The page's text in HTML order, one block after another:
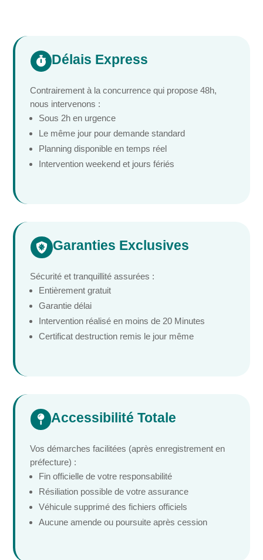
 Délais Express
Contrairement à la concurrence qui propose 48h,
nous intervenons :
Sous 2h en urgence
Le même jour pour demande standard
Planning disponible en temps réel
Intervention weekend et jours fériés
 Garanties Exclusives
Sécurité et tranquillité assurées :
Entièrement gratuit
Garantie délai
Intervention réalisé en moins de 20 Minutes
Certificat destruction remis le jour même
 Accessibilité Totale
Vos démarches facilitées (après enregistrement en
préfecture) :
Fin officielle de votre responsabilité
Résiliation possible de votre assurance
Véhicule supprimé des fichiers officiels
Aucune amende ou poursuite après cession